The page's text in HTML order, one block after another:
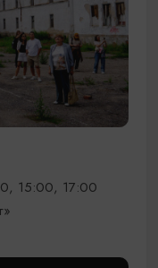
15:00, 17:00